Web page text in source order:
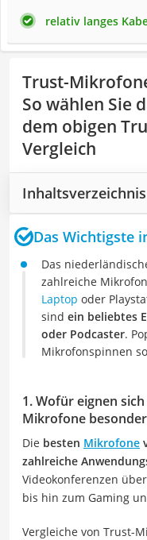
relativ langes
Trust-
So wählen Sie
dem obigen
Vergleich
Inhaltsverzeichnis
Das Wichtigste
Das
zahlreiche
Laptop oder
sind ein beliebtes
oder Podcaster.
Mikrofonspinnen
1. Wofür eignen
Mikrofone
Die besten Mikrofone
zahlreiche
Videokonferenzen
bis hin zum Gaming
Vergleiche von Trust-